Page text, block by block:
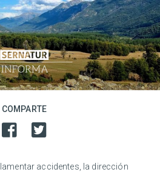
COMPARTE
accidentes, la dirección